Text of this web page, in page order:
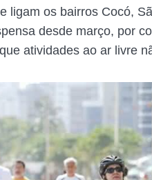
ligam os bairros Cocó,
desde março, por
atividades ao ar livre